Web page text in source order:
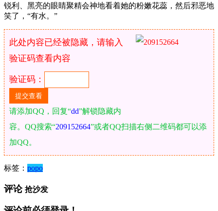
锐利、黑亮的眼睛聚精会神地看着她的粉嫩花蕊，然后邪恶地
笑了，“有水。”
此处内容已经被隐藏，请输入
验证码查看内容
验证码：
请添加QQ，回复“dd”解锁隐藏内
容。QQ搜索“209152664”或者QQ扫描右侧二维码都可以添
加QQ。
标签： popo
评论 抢沙发